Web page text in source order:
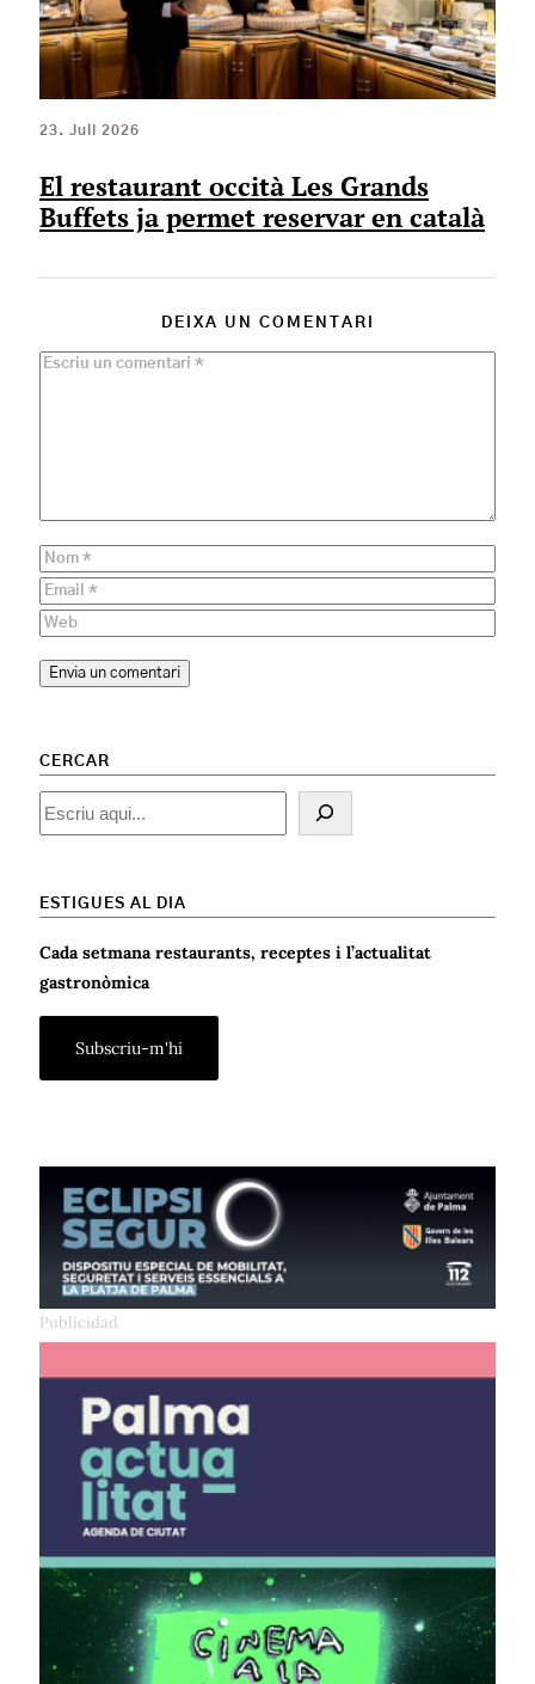
23. Juli 2026
El restaurant occità Les Grands
Buffets ja permet reservar en català
DEIXA UN COMENTARI
CERCAR
Cercar
ESTIGUES AL DIA
Cada setmana restaurants, receptes i l’actualitat
gastronòmica